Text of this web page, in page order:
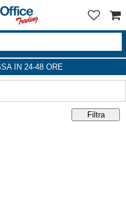
IN 24-48 ORE